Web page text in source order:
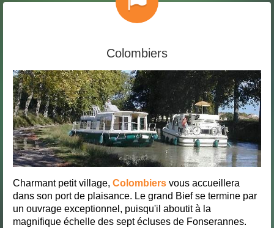
Colombiers
Charmant petit village, Colombiers vous accueillera
dans son port de plaisance. Le grand Bief se termine par
un ouvrage exceptionnel, puisqu'il aboutit à la
magnifique échelle des sept écluses de Fonserannes.